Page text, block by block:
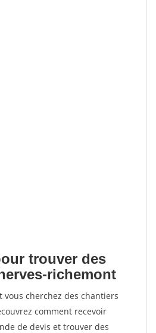
trouver des
richemont
vous cherchez des chantiers
comment recevoir
de devis et trouver des